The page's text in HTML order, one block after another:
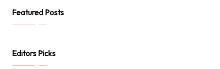
Featured Posts
Editors Picks